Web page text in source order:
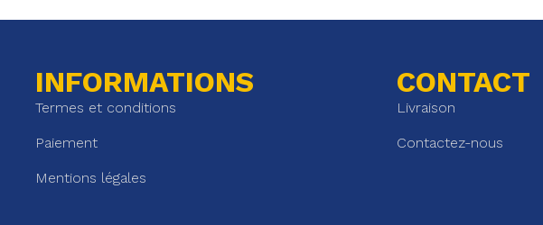
INFORMATIONS
Termes et conditions
Paiement
Mentions légales
CONTACT
Livraison
Contactez-nous